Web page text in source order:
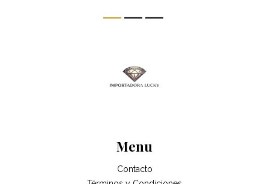
Menu
Contacto